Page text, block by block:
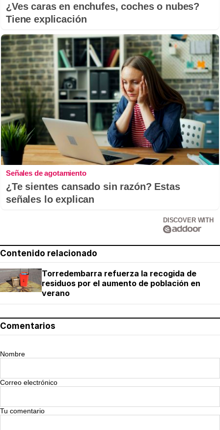
¿Ves caras en enchufes, coches o nubes?
Tiene explicación
Señales de agotamiento
¿Te sientes cansado sin razón? Estas
señales lo explican
DISCOVER WITH
Contenido relacionado
Torredembarra refuerza la recogida de
residuos por el aumento de población en
verano
Comentarios
Nombre
Correo electrónico
Tu comentario